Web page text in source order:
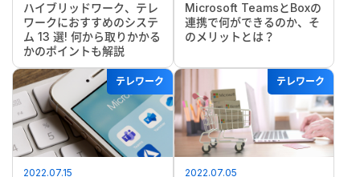
ハイブリッドワーク、テレ
ワークにおすすめのシステ
ム 13 選! 何から取りかかる
かのポイントも解説
Microsoft TeamsとBoxの
連携で何ができるのか、そ
のメリットとは？
テレワーク
2022.07.15
テレワーク
2022.07.05